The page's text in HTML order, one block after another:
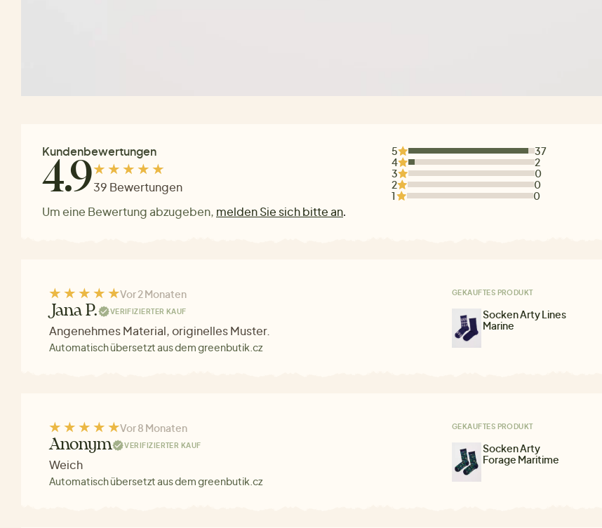
Kundenbewertungen
4.939 Bewertungen
Um eine Bewertung abzugeben, melden Sie sich bitte an.
5
37
4
2
3
0
2
0
1
0
Vor 2 Monaten
Jana P. VERIFIZIERTER KAUF
Angenehmes Material, originelles Muster.
Automatisch übersetzt aus dem greenbutik.cz
GEKAUFTES PRODUKT
Socken Arty Lines
Marine
Vor 8 Monaten
Anonym VERIFIZIERTER KAUF
Weich
Automatisch übersetzt aus dem greenbutik.cz
GEKAUFTES PRODUKT
Socken Arty
Forage Maritime